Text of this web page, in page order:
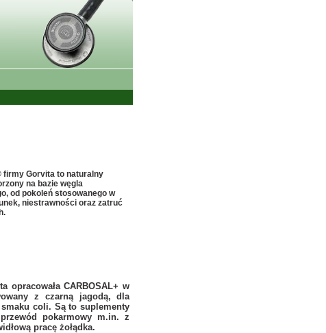
firmy Gorvita to naturalny
na bazie węgla
od pokoleń stosowanego w
niestrawności oraz zatruć
opracowała CARBOSAL+ w
z czarną jagodą, dla
coli. Są to suplementy
pokarmowy m.in. z
pracę żołądka.